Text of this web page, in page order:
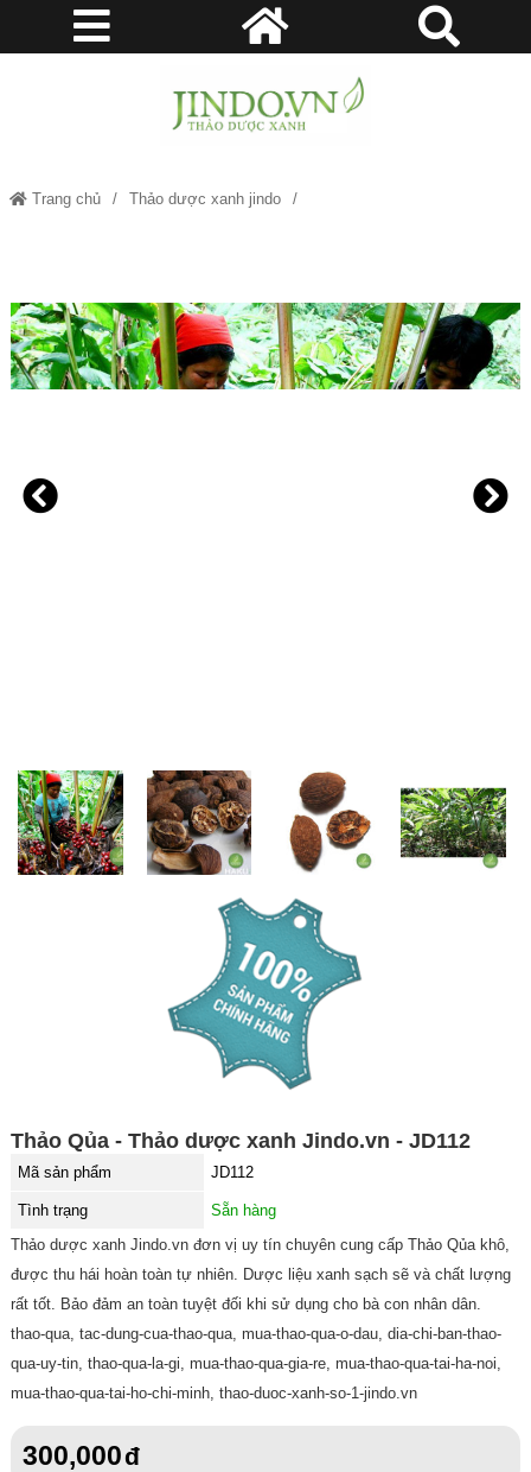
Trang chủ Thảo dược xanh jindo
Thảo Qủa - Thảo dược xanh Jindo.vn - JD112
Mã sản phẩm JD112
Tình trạng
Sẵn hàng
Thảo dược xanh Jindo.vn đơn vị uy tín chuyên cung cấp Thảo Qủa khô,
được thu hái hoàn toàn tự nhiên. Dược liệu xanh sạch sẽ và chất lượng
rất tốt. Bảo đảm an toàn tuyệt đối khi sử dụng cho bà con nhân dân.
thao-qua, tac-dung-cua-thao-qua, mua-thao-qua-o-dau, dia-chi-ban-thao-
qua-uy-tin, thao-qua-la-gi, mua-thao-qua-gia-re, mua-thao-qua-tai-ha-noi,
mua-thao-qua-tai-ho-chi-minh, thao-duoc-xanh-so-1-jindo.vn
300,000